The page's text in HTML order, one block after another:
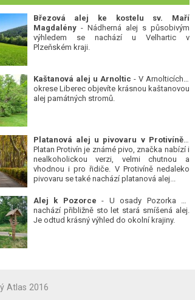
Březová alej ke kostelu sv. Maří
Magdalény- Nádherná alej s působivým
výhledem se nachází u Velhartic v
Plzeňském kraji.
Kaštanová alej u Arnoltic - V Arnolticích v
okrese Liberec objevíte krásnou kaštanovou
alej památných stromů.
Platanová alej u pivovaru v Protivíně-
Platan Protivín je známé pivo, značka nabízí i
nealkoholickou verzi, velmi chutnou a
vhodnou i pro řidiče. V Protivíně nedaleko
pivovaru se také nachází platanová alej...
Alej k Pozorce - U osady Pozorka se
nachází přibližně sto let stará smíšená alej.
Je odtud krásný výhled do okolní krajiny.
Atlas 2016